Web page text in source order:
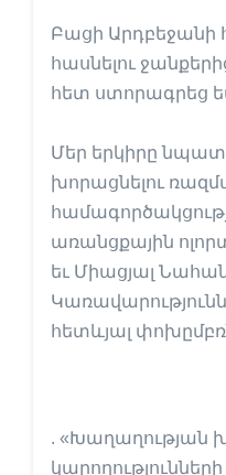
Բացի
հասնելու
հետ ստորագրեց
Մեր երկիրը
խորացնելու
առանցքային
եւ Միացյալ
հետևյալ
. «Խաղաղության